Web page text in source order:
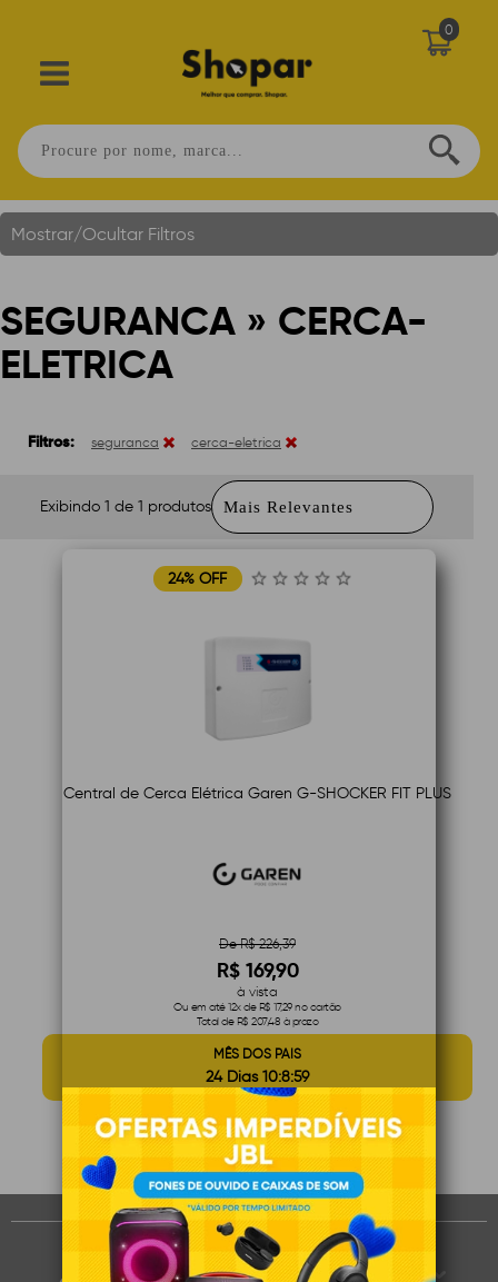
0
Mostrar/Ocultar Filtros
SEGURANCA » CERCA-
ELETRICA
Filtros: seguranca cerca-eletrica
Exibindo 1 de 1 produtos
24% OFF
Central de Cerca Elétrica Garen G-SHOCKER FIT PLUS
De R$ 226,39
R$ 169,90
à vista
Ou em até 12x de R$ 17,29 no cartão
Total de R$ 207,48 à prazo
MÊS DOS PAIS
24 Dias 10:8:59
Você visualizou1de